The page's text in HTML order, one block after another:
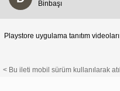
Binbaşı
Playstore uygulama tanıtım
< Bu ileti mobil sürüm kullanılarak